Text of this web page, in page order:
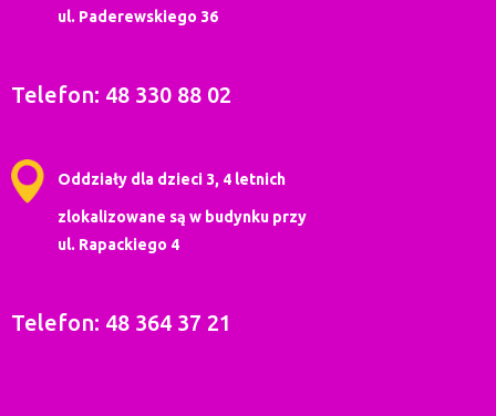
ul. Paderewskiego 36
Telefon: 48 330 88 02
Oddziały dla dzieci 3, 4 letnich
zlokalizowane są w budynku przy
ul. Rapackiego 4
Telefon: 48 364 37 21